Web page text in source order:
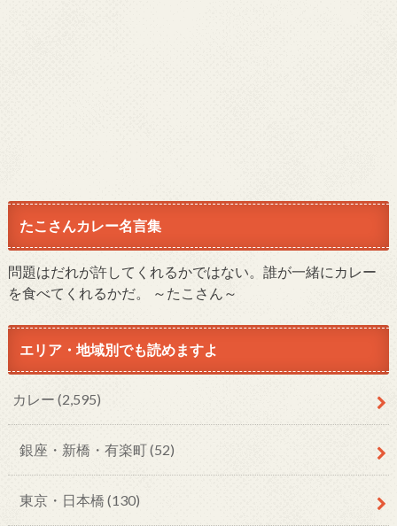
たこさんカレー名言集
問題はだれが許してくれるかではない。誰が一緒にカレー
を食べてくれるかだ。 ～たこさん～
エリア・地域別でも読めますよ
カレー (2,595)
銀座・新橋・有楽町(52)
東京・日本橋 (130)